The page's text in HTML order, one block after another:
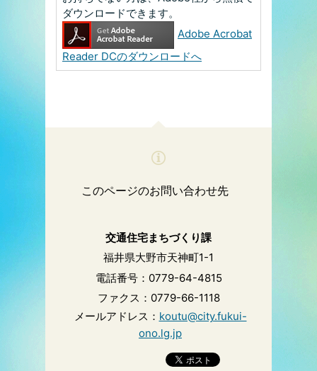
ダウンロードできます。
Adobe Acrobat
Reader DCのダウンロードへ
このページのお問い合わせ先
交通住宅まちづくり課
福井県大野市天神町1-1
電話番号：0779-64-4815
ファクス：0779-66-1118
メールアドレス： koutu@city.fukui-
ono.lg.jp